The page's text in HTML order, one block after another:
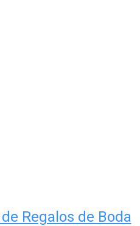
Regalos de Boda